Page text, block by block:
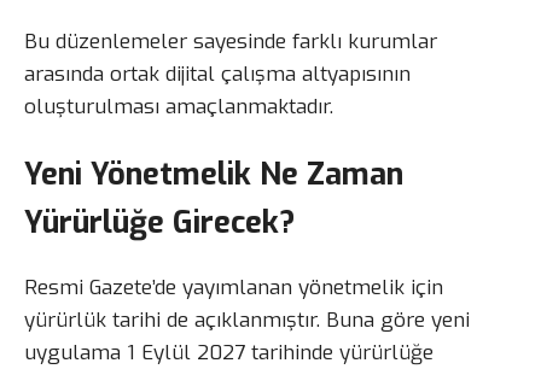
Bu düzenlemeler sayesinde farklı kurumlar
arasında ortak dijital çalışma altyapısının
oluşturulması amaçlanmaktadır.
Yeni Yönetmelik Ne Zaman
Yürürlüğe Girecek?
Resmi Gazete’de yayımlanan yönetmelik için
yürürlük tarihi de açıklanmıştır. Buna göre yeni
uygulama 1 Eylül 2027 tarihinde yürürlüğe